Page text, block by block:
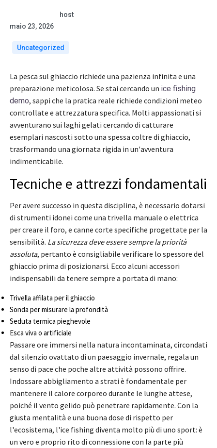
host
maio 23, 2026
Uncategorized
La pesca sul ghiaccio richiede una pazienza infinita e una
preparazione meticolosa. Se stai cercando un ice fishing
demo, sappi che la pratica reale richiede condizioni meteo
controllate e attrezzatura specifica. Molti appassionati si
avventurano sui laghi gelati cercando di catturare
esemplari nascosti sotto una spessa coltre di ghiaccio,
trasformando una giornata rigida in un'avventura
indimenticabile.
Tecniche e attrezzi fondamentali
Per avere successo in questa disciplina, è necessario dotarsi
di strumenti idonei come una trivella manuale o elettrica
per creare il foro, e canne corte specifiche progettate per la
sensibilità. La sicurezza deve essere sempre la priorità
assoluta, pertanto è consigliabile verificare lo spessore del
ghiaccio prima di posizionarsi. Ecco alcuni accessori
indispensabili da tenere sempre a portata di mano:
Trivella affilata per il ghiaccio
Sonda per misurare la profondità
Seduta termica pieghevole
Esca viva o artificiale
Passare ore immersi nella natura incontaminata, circondati
dal silenzio ovattato di un paesaggio invernale, regala un
senso di pace che poche altre attività possono offrire.
Indossare abbigliamento a strati è fondamentale per
mantenere il calore corporeo durante le lunghe attese,
poiché il vento gelido può penetrare rapidamente. Con la
giusta mentalità e una buona dose di rispetto per
l'ecosistema, l'ice fishing diventa molto più di uno sport: è
un vero e proprio rito di connessione con la parte più